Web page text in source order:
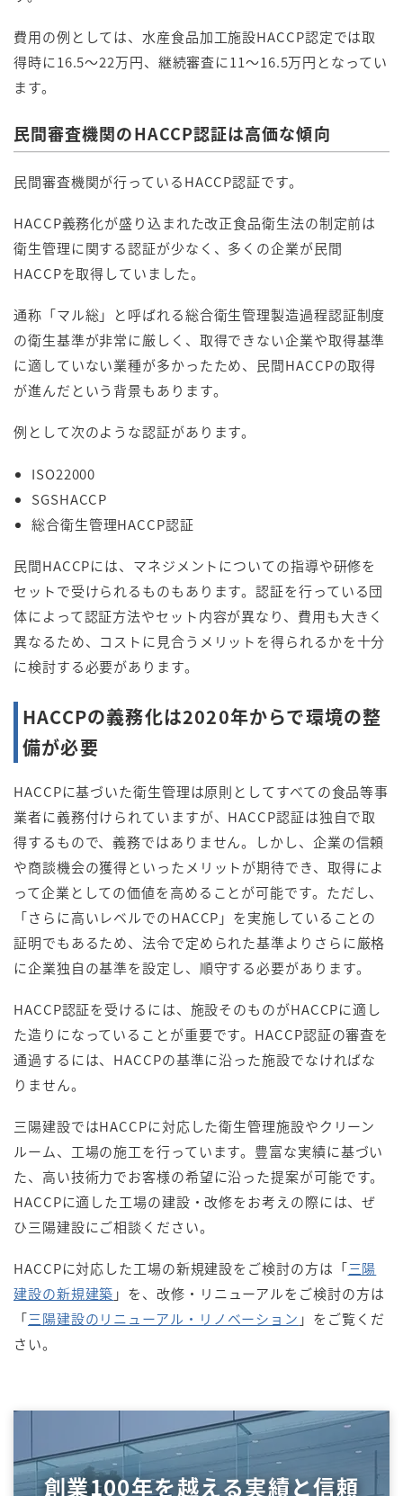
費用の例としては、水産食品加工施設HACCP認定では取
得時に16.5～22万円、継続審査に11～16.5万円となってい
ます。
民間審査機関のHACCP認証は高価な傾向
民間審査機関が行っているHACCP認証です。
HACCP義務化が盛り込まれた改正食品衛生法の制定前は
衛生管理に関する認証が少なく、多くの企業が民間
HACCPを取得していました。
通称「マル総」と呼ばれる総合衛生管理製造過程認証制度
の衛生基準が非常に厳しく、取得できない企業や取得基準
に適していない業種が多かったため、民間HACCPの取得
が進んだという背景もあります。
例として次のような認証があります。
ISO22000
SGSHACCP
総合衛生管理HACCP認証
民間HACCPには、マネジメントについての指導や研修を
セットで受けられるものもあります。認証を行っている団
体によって認証方法やセット内容が異なり、費用も大きく
異なるため、コストに見合うメリットを得られるかを十分
に検討する必要があります。
HACCPの義務化は2020年からで環境の整
備が必要
HACCPに基づいた衛生管理は原則としてすべての食品等事
業者に義務付けられていますが、HACCP認証は独自で取
得するもので、義務ではありません。しかし、企業の信頼
や商談機会の獲得といったメリットが期待でき、取得によ
って企業としての価値を高めることが可能です。ただし、
「さらに高いレベルでのHACCP」を実施していることの
証明でもあるため、法令で定められた基準よりさらに厳格
に企業独自の基準を設定し、順守する必要があります。
HACCP認証を受けるには、施設そのものがHACCPに適し
た造りになっていることが重要です。HACCP認証の審査を
通過するには、HACCPの基準に沿った施設でなければな
りません。
三陽建設ではHACCPに対応した衛生管理施設やクリーン
ルーム、工場の施工を行っています。豊富な実績に基づい
た、高い技術力でお客様の希望に沿った提案が可能です。
HACCPに適した工場の建設・改修をお考えの際には、ぜ
ひ三陽建設にご相談ください。
HACCPに対応した工場の新規建設をご検討の方は「三陽
建設の新規建築 」を、改修・リニューアルをご検討の方は
「三陽建設のリニューアル・リノベーション 」をご覧くだ
さい。
創業100年を越える実績と信頼